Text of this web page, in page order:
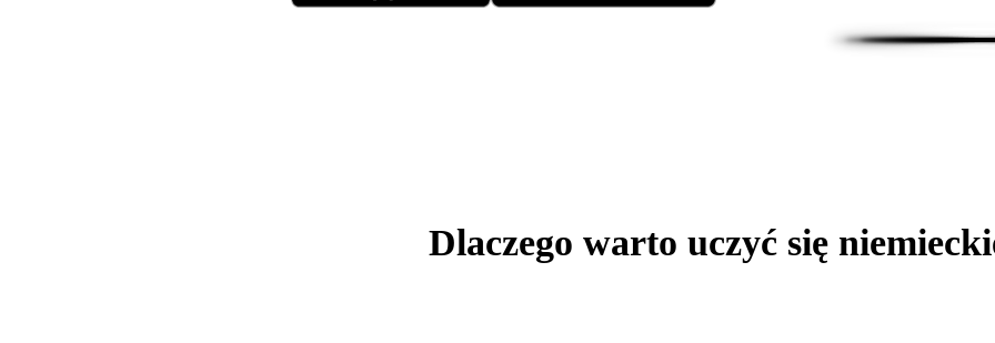
Dlaczego warto uczyć się